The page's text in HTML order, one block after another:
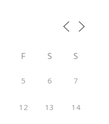
F S S
5 6 7
12 13 14